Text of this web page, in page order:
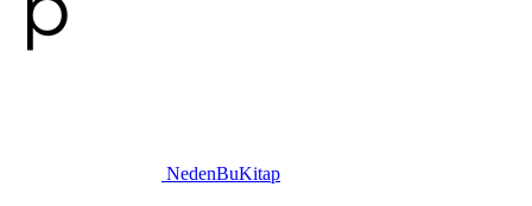
NedenBuKitap